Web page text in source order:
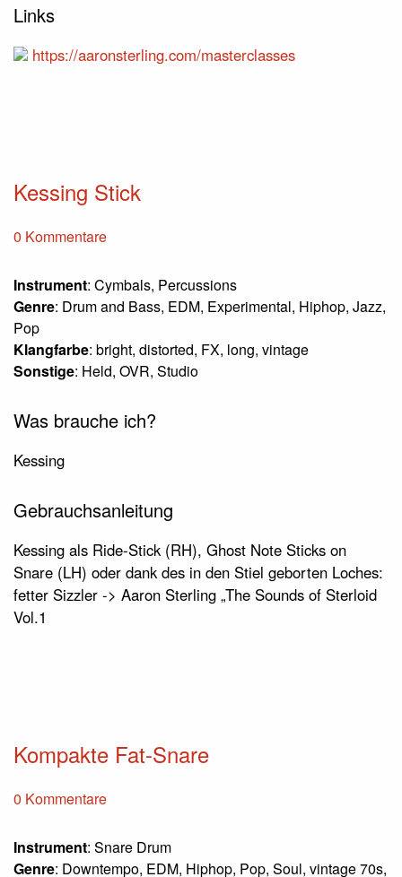
Links
https://aaronsterling.com/masterclasses
Kessing Stick
0 Kommentare
Instrument: Cymbals, Percussions
Genre: Drum and Bass, EDM, Experimental, Hiphop, Jazz,
Pop
Klangfarbe: bright, distorted, FX, long, vintage
Sonstige: Held, OVR, Studio
Was brauche ich?
Kessing
Gebrauchsanleitung
Kessing als Ride-Stick (RH), Ghost Note Sticks on
Snare (LH) oder dank des in den Stiel geborten Loches:
fetter Sizzler -> Aaron Sterling „The Sounds of Sterloid
Vol.1
Kompakte Fat-Snare
0 Kommentare
Instrument: Snare Drum
Genre: Downtempo, EDM, Hiphop, Pop, Soul, vintage 70s,